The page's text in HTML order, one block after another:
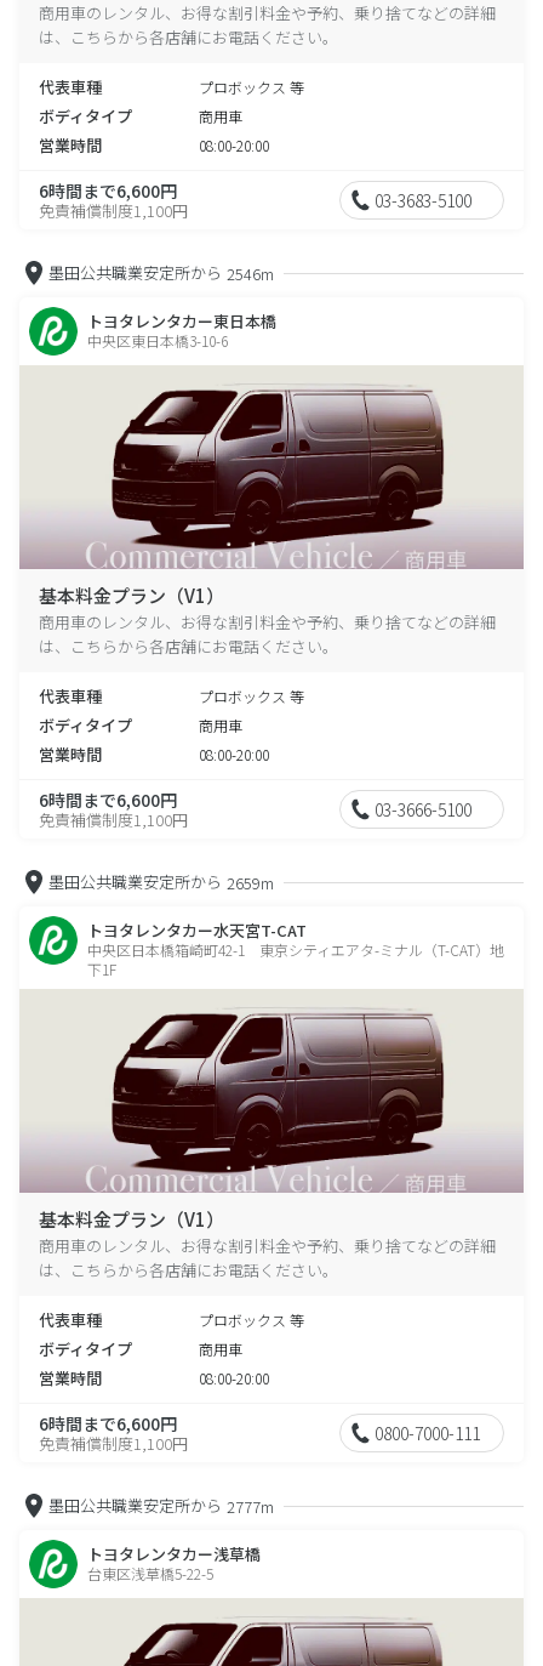
商用車のレンタル、お得な割引料金や予約、乗り捨てなどの詳細
は、こちらから各店舗にお電話ください。
代表車種 プロボックス 等
ボディタイプ 商用車
営業時間 08:00-20:00
6時間まで6,600円
免責補償制度1,100円 03-3683-5100
墨田公共職業安定所から 2546m
トヨタレンタカー東日本橋
中央区東日本橋3-10-6
基本料金プラン（V1）
商用車のレンタル、お得な割引料金や予約、乗り捨てなどの詳細
は、こちらから各店舗にお電話ください。
代表車種 プロボックス 等
ボディタイプ 商用車
営業時間 08:00-20:00
6時間まで6,600円
免責補償制度1,100円 03-3666-5100
墨田公共職業安定所から 2659m
トヨタレンタカー水天宮T-CAT
中央区日本橋箱崎町42-1 東京シティエアタ-ミナル（T-CAT）地
下1F
基本料金プラン（V1）
商用車のレンタル、お得な割引料金や予約、乗り捨てなどの詳細
は、こちらから各店舗にお電話ください。
代表車種 プロボックス 等
ボディタイプ 商用車
営業時間 08:00-20:00
6時間まで6,600円
免責補償制度1,100円 0800-7000-111
墨田公共職業安定所から 2777m
トヨタレンタカー浅草橋
台東区浅草橋5-22-5